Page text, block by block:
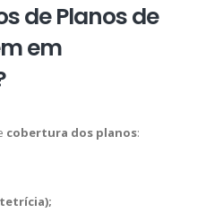
de Planos de
em
cobertura dos planos: